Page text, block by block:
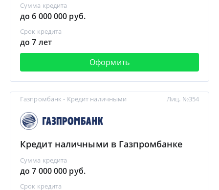
Сумма кредита
до 6 000 000 руб.
Срок кредита
до 7 лет
Оформить
Газпромбанк - Кредит наличными
Кредит наличными в Газпромбанке
Сумма кредита
до 7 000 000 руб.
Срок кредита
Лиц. №354